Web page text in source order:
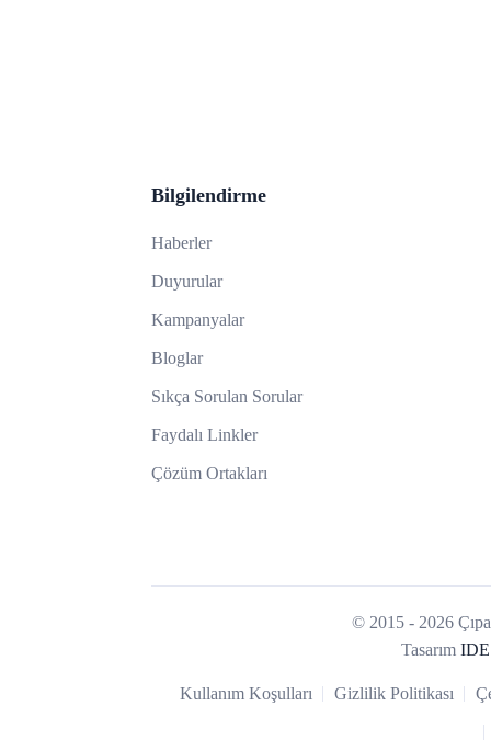
Bilgilendirme
Haberler
Duyurular
Kampanyalar
Bloglar
Sıkça Sorulan Sorular
Faydalı Linkler
Çözüm Ortakları
© 2015 - 2026 Çıpa
Tasarım
Kullanım Koşulları Gizlilik Politikası